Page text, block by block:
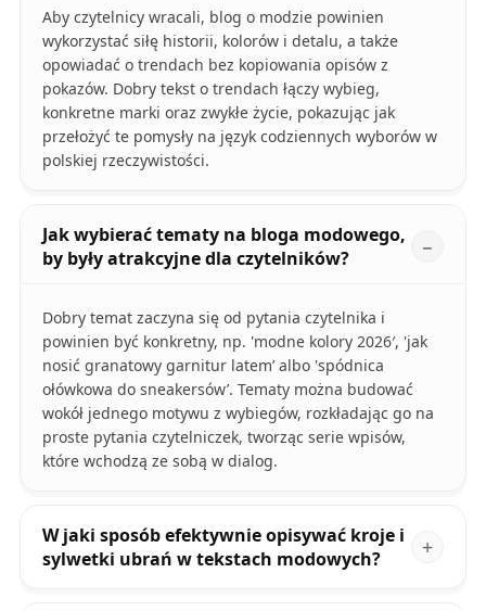
Aby czytelnicy wracali, blog o modzie powinien
wykorzystać siłę historii, kolorów i detalu, a także
opowiadać o trendach bez kopiowania opisów z
pokazów. Dobry tekst o trendach łączy wybieg,
konkretne marki oraz zwykłe życie, pokazując jak
przełożyć te pomysły na język codziennych wyborów w
polskiej rzeczywistości.
Jak wybierać tematy na bloga modowego,
by były atrakcyjne dla czytelników?
Dobry temat zaczyna się od pytania czytelnika i
powinien być konkretny, np. 'modne kolory 2026′, 'jak
nosić granatowy garnitur latem’ albo 'spódnica
ołówkowa do sneakersów’. Tematy można budować
wokół jednego motywu z wybiegów, rozkładając go na
proste pytania czytelniczek, tworząc serie wpisów,
które wchodzą ze sobą w dialog.
W jaki sposób efektywnie opisywać kroje i
sylwetki ubrań w tekstach modowych?